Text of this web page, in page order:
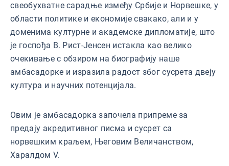
свеобухватне сарадње између Србије и Норвешке, у
области политике и економије свакако, али и у
доменима културне и академске дипломатије, што
је госпођа В. Рист-Јенсен истакла као велико
очекивање с обзиром на биографију наше
амбасадорке и изразила радост због сусрета двеју
култура и научних потенцијала.
Овим је амбасадорка започела припреме за
предају акредитивног писма и сусрет са
норвешким краљем, Његовим Величанством,
Харалдом V.